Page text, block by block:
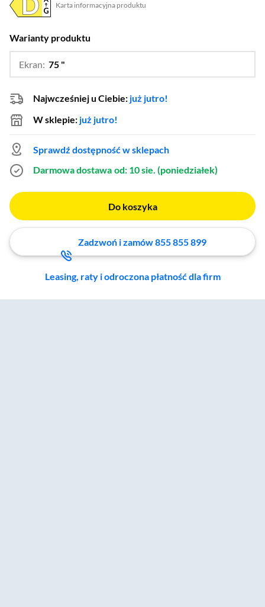
Karta informacyjna produktu
Plik w formacie pdf
(otworzy się w nowym oknie)
Warianty produktu
Ekran: 75 "
Najwcześniej u Ciebie: już jutro!
W sklepie: już jutro!
Sprawdź dostępność w sklepach
Darmowa dostawa od: 10 sie. (poniedziałek)
Do koszyka
Zadzwoń i zamów 855 855 899
Leasing, raty i odroczona płatność dla firm